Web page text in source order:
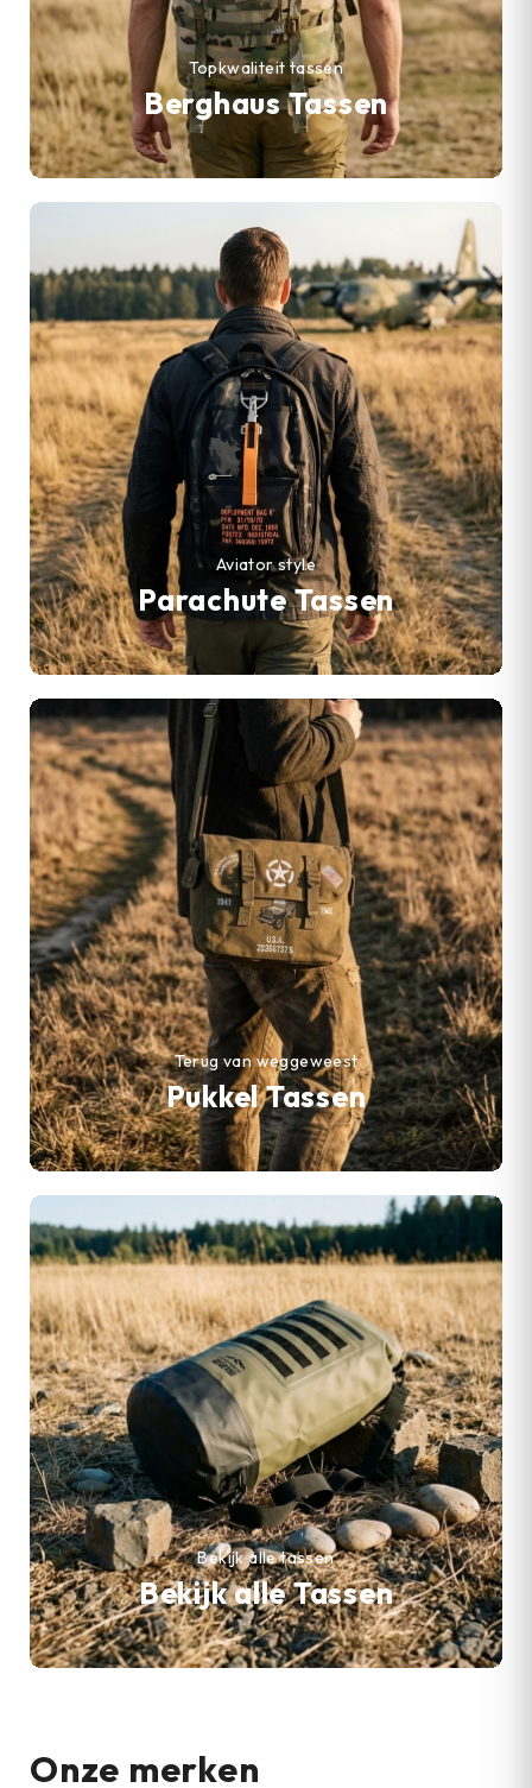
Berghaus Tassen
Topkwaliteit tassen
Parachute Tassen
Aviator style
Pukkel Tassen
Terug van weggeweest
Bekijk alle Tassen
Bekijk alle tassen
Onze merken